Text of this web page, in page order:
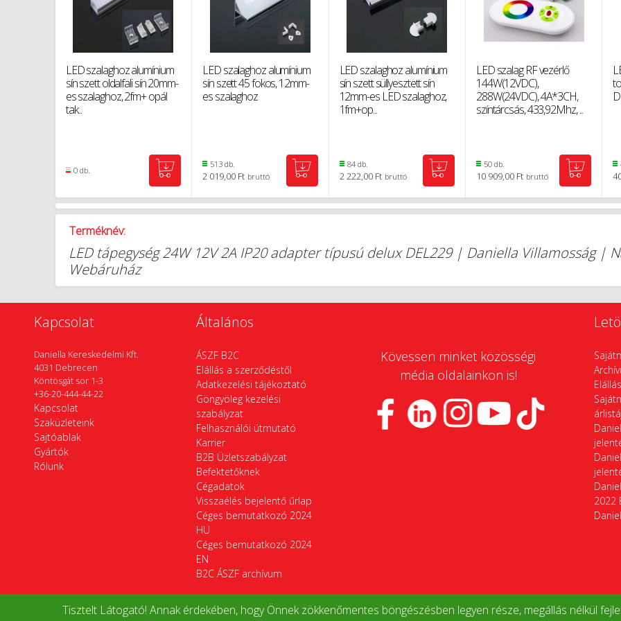
Tisztelt Látogató! Annak érdekében, hogy Önnek zökkenőmentes böngészésben legyen része, megállás nélkül
LED szalaghoz alumínium
sín szett oldalfali sín 20mm-
es szalaghoz, 2fm+ opál
tak...
0 db.
LED szalaghoz alumínium
sín szett 45 fokos, 12mm-
es szalaghoz
513 db.
2 019,00 Ft bruttó
LED szalaghoz alumínium
sín szett süllyesztett sín
12mm-es LED szalaghoz,
1fm+op...
84 db.
2 222,00 Ft bruttó
LED szalag RF vezérlő
144W(12VDC),
288W(24VDC), 4A*3CH,
színtárcsás, 433,92Mhz, ...
50 db.
10 909,00 Ft bruttó
Terméknév:
LED tápegység 24W 12V 2A IP20 adapter típusú delux DEL229 | Daniella Villamosság |
Webáruház
Kapcsolat
Daniella Kereskedelmi Kft.
4031 Debrecen
Köntösgát sor 1-3
+36-20-444-44-22
Kapcsolat
Szaküzleteink
Sajtóablak
Gyártók
Rólunk
Általános
ÁSZF B2C
Elállás a szerződéstől
Adatkezelési tájékoztató
Göngyöleg kezelési
szabályzat
Felhasználói útmutató
Karrier
B2B Üzletszabályzat
Befektetőknek
Cégadatok
Visszaélés bejelentő űrlap
Céges bemutatkozó 2024
HU
Céges bemutatkozó 2024
EN
B2C ÁSZF archívum
Kövessen minket közösségi
média oldalainkon is!
2022